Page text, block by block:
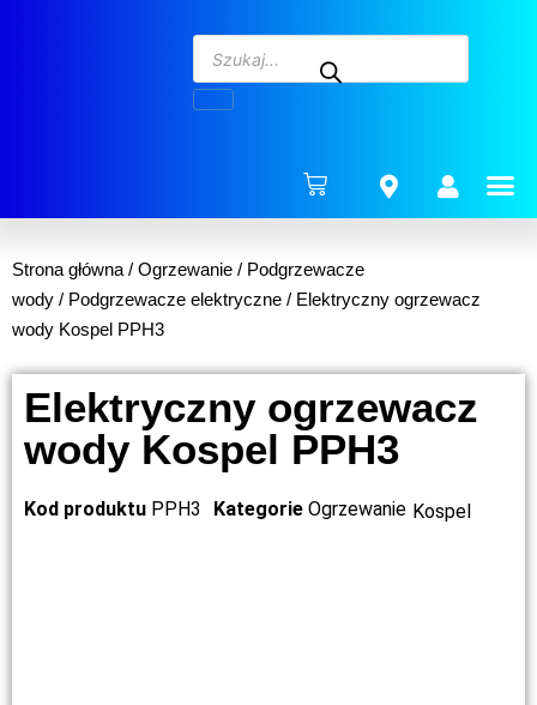
Strona główna / Ogrzewanie / Podgrzewacze
wody / Podgrzewacze elektryczne / Elektryczny ogrzewacz
wody Kospel PPH3
Elektryczny ogrzewacz
wody Kospel PPH3
Kod produktu PPH3 Kategorie Ogrzewanie Kospel